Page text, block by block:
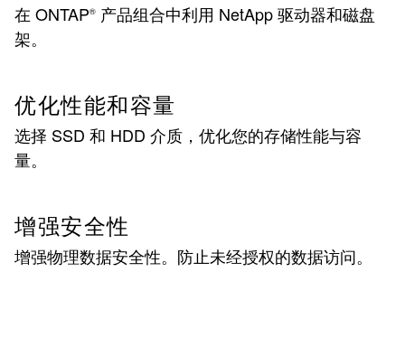
在 ONTAP® 产品组合中利用 NetApp 驱动器和磁盘
架。
优化性能和容量
选择 SSD 和 HDD 介质，优化您的存储性能与容
量。
增强安全性
增强物理数据安全性。防止未经授权的数据访问。